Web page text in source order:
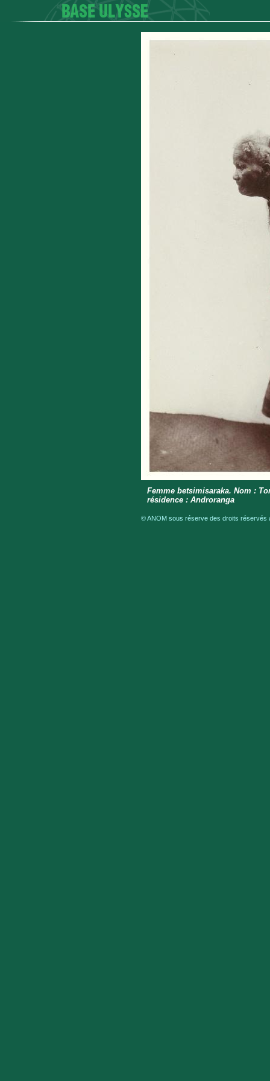
Femme betsimisaraka. Nom :
résidence : Androranga
© ANOM sous réserve des droits réservés